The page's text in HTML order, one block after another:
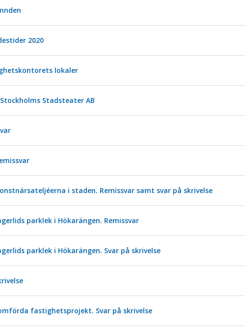
2020
lokaler
Stadsteater AB
i staden. Remissvar samt svar på skrivelse
parklek i Hökarängen. Remissvar
parklek i Hökarängen. Svar på skrivelse
fastighetsprojekt. Svar på skrivelse